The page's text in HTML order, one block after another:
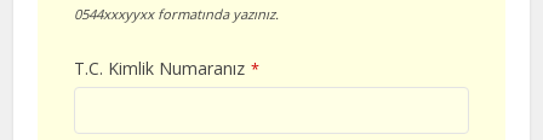
0544xxxyyxx formatında yazınız.
T.C. Kimlik Numaranız *